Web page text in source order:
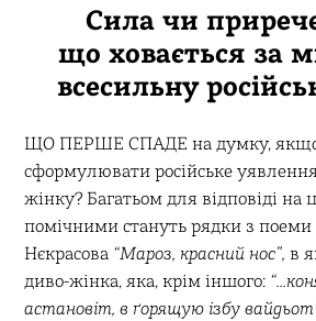
Сила чи
що ховається за
всесильну
ЩО ПЕРШЕ СПАДЕ на думку, якщо
сформулювати російське
жінку? Багатьом для відповіді на
помічними стануть рядки з поеми
Нєкрасова “Мароз, красний нос”, в
диво-жінка, яка, крім іншого:
астановіт, в ґорящую ізбу